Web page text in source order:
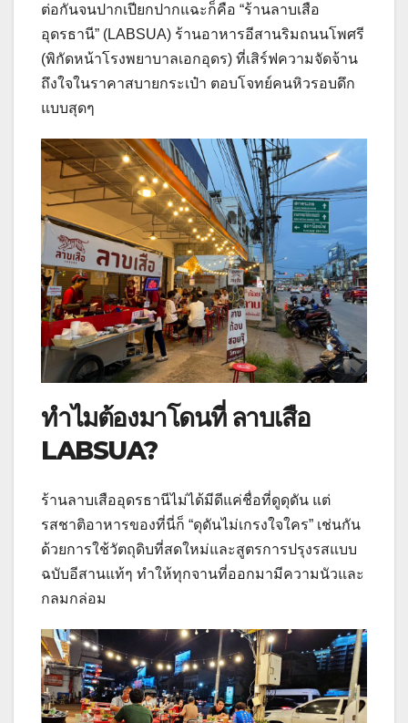
ต่อกันจนปากเปียกปากแฉะก็คือ “ร้านลาบเสือ
อุดรธานี” (LABSUA) ร้านอาหารอีสานริมถนนโพศรี
(พิกัดหน้าโรงพยาบาลเอกอุดร) ที่เสิร์ฟความจัดจ้าน
ถึงใจในราคาสบายกระเป๋า ตอบโจทย์คนหิวรอบดึก
แบบสุดๆ
ทำไมต้องมาโดนที่ ลาบเสือ
LABSUA?
ร้านลาบเสืออุดรธานีไม่ได้มีดีแค่ชื่อที่ดูดุดัน แต่
รสชาติอาหารของที่นี่ก็ “ดุดันไม่เกรงใจใคร” เช่นกัน
ด้วยการใช้วัตถุดิบที่สดใหม่และสูตรการปรุงรสแบบ
ฉบับอีสานแท้ๆ ทำให้ทุกจานที่ออกมามีความนัวและ
กลมกล่อม